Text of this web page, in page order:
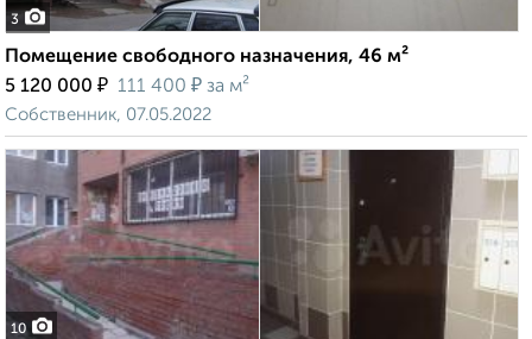
3
Помещение свободного назначения, 46 м²
5 120 000 ₽ 111 400 ₽ за м²
Собственник, 07.05.2022
10